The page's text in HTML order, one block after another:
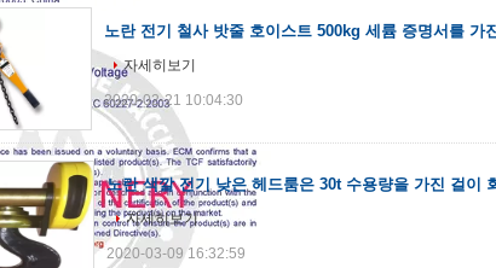
노란 전기 철사 밧줄 호이스트 500kg 세륨 증명서를 가
자세히보기
2020-02-21 10:04:30
노란 색깔 전기 낮은 헤드룸은 30t 수용량을 가진 걸이
자세히보기
2020-03-09 16:32:59